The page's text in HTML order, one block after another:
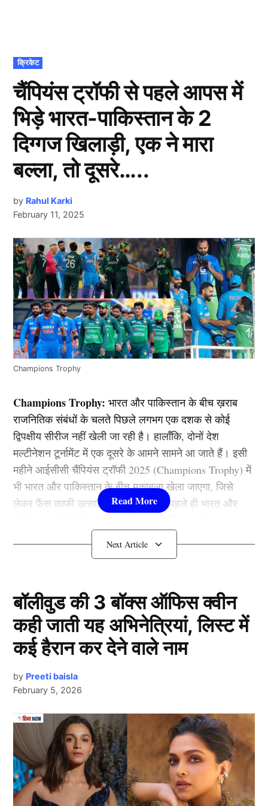
POSTED
IN
क्रिकेट
चैंपियंस ट्रॉफी से पहले आपस में
भिड़े भारत-पाकिस्तान के 2
दिग्गज खिलाड़ी, एक ने मारा
बल्ला, तो दूसरे…..
by Rahul Karki
February 11, 2025
Champions Trophy
Champions Trophy: भारत और पाकिस्तान के बीच ख़राब
राजनितिक संबंधों के चलते पिछले लगभग एक दशक से कोई
द्विपक्षीय सीरीज नहीं खेली जा रही है। हालाँकि, दोनों देश
मल्टीनेशन टूर्नामेंट में एक दूसरे के आमने सामने आ जाते हैं। इसी
महीने आईसीसी चैंपियंस ट्रॉफी 2025 (Champions Trophy) में
भी भारत और पाकिस्तान के बीच मुकाबला खेला जाएगा, जिसे
लेकर फैंस काफी उत्साहित हैं। मगर इससे पहले ही भारत और
इन दो दिग्गजों की हुई भिड़ंत
Ind Vs Pak
आपको बता दें कि भारत चैंपियंस ट्रॉफी 2025 (Champions
Trophy) के अपने सभी मुकाबले दुबई में खेलेगा। इसी मैदान पर
रविवार को इंटरनेशनल लीग टी20 का फाइनल खेला गया था।
डेसर्ट वाइपर्स और दुबई कैपिटल्स के बीच खेले गए खिताबी मुकाबले
Next Article
बॉलीवुड की 3 बॉक्स ऑफिस क्वीन
कही जाती यह अभिनेत्रियां, लिस्ट में
कई हैरान कर देने वाले नाम
by Preeti baisla
February 5, 2026